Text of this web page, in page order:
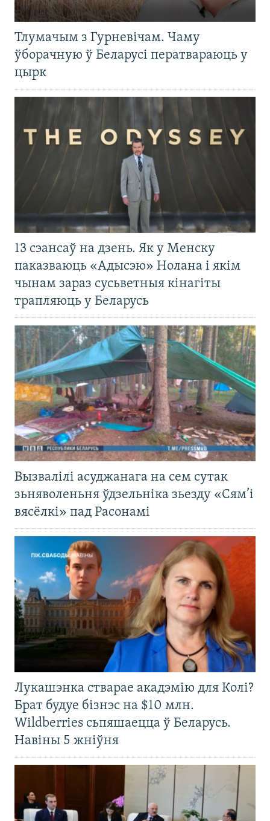
Тлумачым з Гурневічам. Чаму
ўборачную ў Беларусі ператвараюць у
цырк
13 сэансаў на дзень. Як у Менску
паказваюць «Адысэю» Нолана і якім
чынам зараз сусьветныя кінагіты
трапляюць у Беларусь
Вызвалілі асуджанага на сем сутак
зьняволеньня ўдзельніка зьезду «Сям’і
вясёлкі» пад Расонамі
Лукашэнка стварае акадэмію для Колі?
Брат будуе бізнэс на $10 млн.
Wildberries сьпяшаецца ў Беларусь.
Навіны 5 жніўня